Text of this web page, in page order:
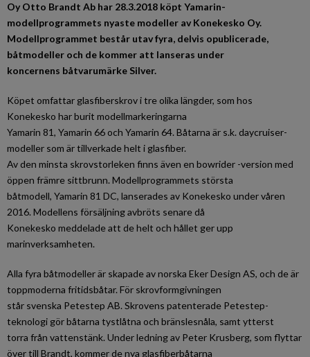
Oy Otto Brandt Ab har 28.3.2018 köpt Yamarin-
modellprogrammets nyaste modeller av Konekesko Oy.
Modellprogrammet består utav fyra, delvis opublicerade,
båtmodeller och de kommer att lanseras under
koncernens båtvarumärke Silver.
Köpet omfattar glasfiberskrov i tre olika längder, som hos
Konekesko har burit modellmarkeringarna
Yamarin 81, Yamarin 66 och Yamarin 64. Båtarna är s.k. daycruiser-
modeller som är tillverkade helt i glasfiber.
Av den minsta skrovstorleken finns även en bowrider -version med
öppen främre sittbrunn. Modellprogrammets största
båtmodell, Yamarin 81 DC, lanserades av Konekesko under våren
2016. Modellens försäljning avbröts senare då
Konekesko meddelade att de helt och hållet ger upp
marinverksamheten.
Alla fyra båtmodeller är skapade av norska Eker Design AS, och de är
toppmoderna fritidsbåtar. För skrovformgivningen
står svenska Petestep AB. Skrovens patenterade Petestep-
teknologi gör båtarna tystlåtna och bränslesnåla, samt ytterst
torra från vattenstänk. Under ledning av Peter Krusberg, som flyttar
över till Brandt, kommer de nya glasfiberbåtarna